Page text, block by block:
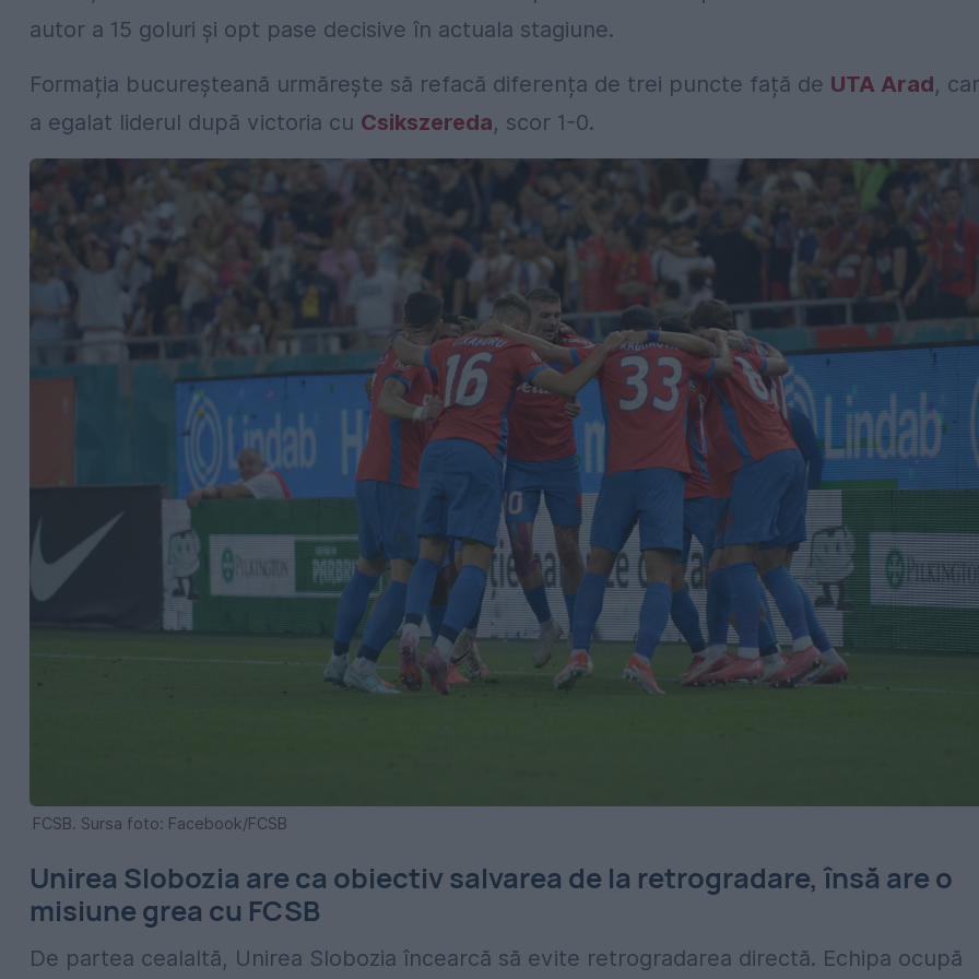
autor a 15 goluri și opt pase decisive în actuala stagiune.
Formația bucureșteană urmărește să refacă diferența de trei puncte față de UTA Arad,
a egalat liderul după victoria cu Csikszereda, scor 1-0.
FCSB. Sursa foto: Facebook/FCSB
Unirea Slobozia are ca obiectiv salvarea de la retrogradare, însă are o
misiune grea cu FCSB
De partea cealaltă, Unirea Slobozia încearcă să evite retrogradarea directă. Echipa ocupă